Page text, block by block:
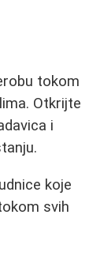
tokom
Otkrijte
i
koje
svih